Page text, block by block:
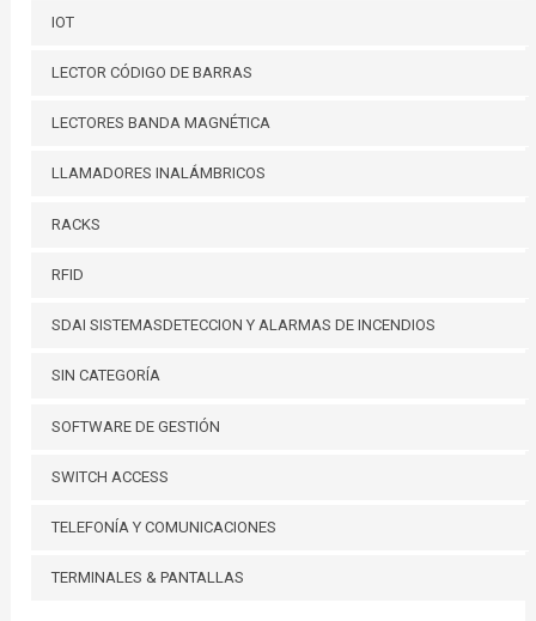
IOT
LECTOR CÓDIGO DE BARRAS
LECTORES BANDA MAGNÉTICA
LLAMADORES INALÁMBRICOS
RACKS
RFID
SDAI SISTEMASDETECCION Y ALARMAS DE INCENDIOS
SIN CATEGORÍA
SOFTWARE DE GESTIÓN
SWITCH ACCESS
TELEFONÍA Y COMUNICACIONES
TERMINALES & PANTALLAS